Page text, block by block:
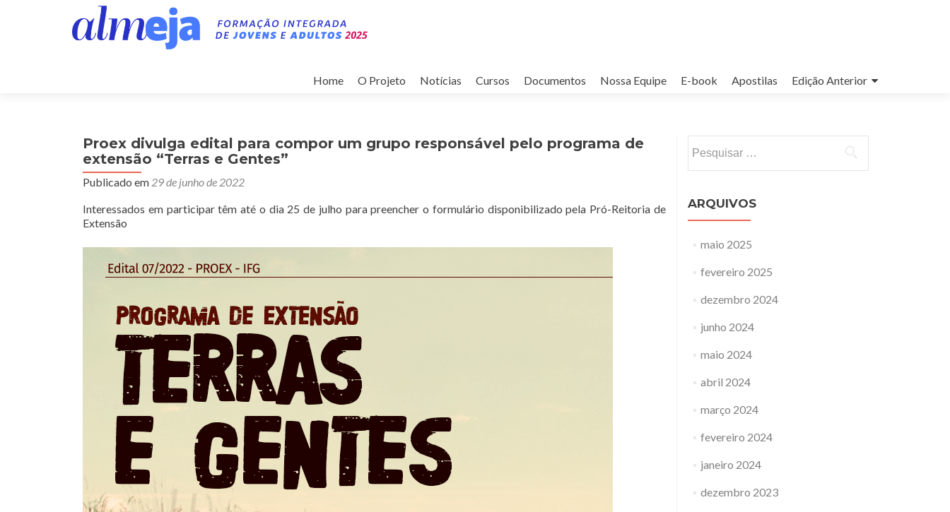
para
Home O Projeto Notícias Cursos Documentos Nossa Equipe E-book Apostilas Edição Anterior
Proex divulga edital para compor um grupo responsável pelo programa de
extensão “Terras e Gentes”
Publicado em 29 de junho de 2022
Interessados em participar têm até o dia 25 de julho para preencher o formulário disponibilizado pela Pró-Reitoria de
Extensão
por:
ARQUIVOS
maio 2025
fevereiro 2025
dezembro 2024
junho 2024
maio 2024
abril 2024
março 2024
fevereiro 2024
janeiro 2024
dezembro 2023